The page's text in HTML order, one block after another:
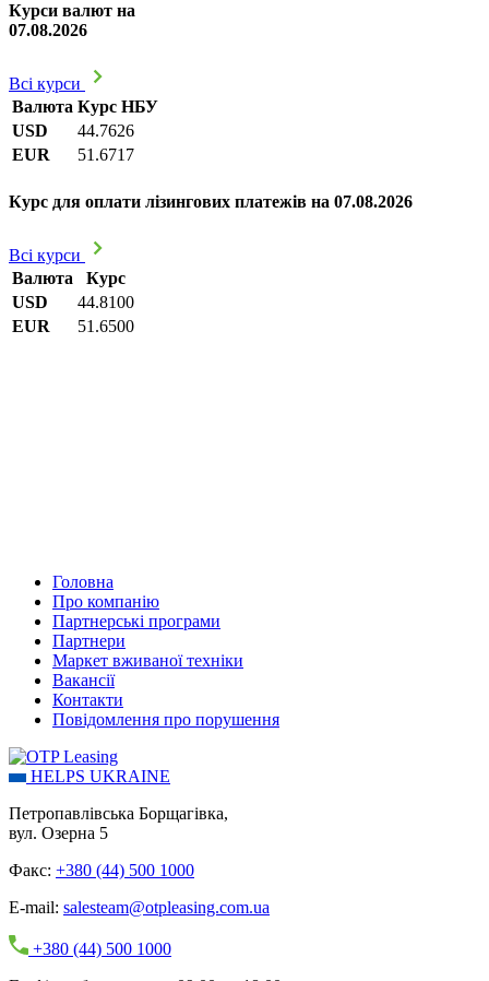
Курси валют на
07.08.2026
Всі курси
Валюта Курс НБУ
USD
44.7626
EUR
51.6717
Курс для оплати лізингових платежів на 07.08.2026
Всі курси
Валюта
Курс
USD
44.8100
EUR
51.6500
Головна
Про компанію
Партнерські програми
Партнери
Маркет вживаної техніки
Вакансії
Контакти
Повідомлення про порушення
HELPS UKRAINE
Петропавлівська Борщагівка,
вул. Озерна 5
Факс: +380 (44) 500 1000
E-mail: salesteam@otpleasing.com.ua
+380 (44) 500 1000